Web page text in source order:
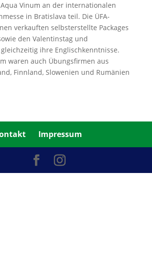
Vinum an der internationalen
in Bratislava teil. Die ÜFA-
verkauften selbsterstellte Packages
den Valentinstag und
ihre Englischkenntnisse.
waren auch Übungsfirmen aus
Finnland, Slowenien und Rumänien
Impressum